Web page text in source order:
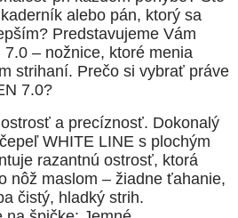
alebo pán, ktorý sa
Predstavujeme Vám
– nožnice, ktoré menia
strihaní. Prečo si vybrať práve
7.0?
a precíznosť. Dokonalý
WHITE LINE s plochým
razantnú ostrosť, ktorá
nôž maslom – žiadne ťahanie,
čistý, hladký strih.